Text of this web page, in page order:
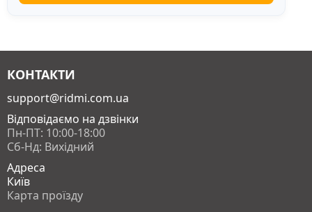
КОНТАКТИ
support@ridmi.com.ua
Відповідаємо на дзвінки
Пн-ПТ: 10:00-18:00
Сб-Нд: Вихідний
Адреса
Київ
Карта проїзду